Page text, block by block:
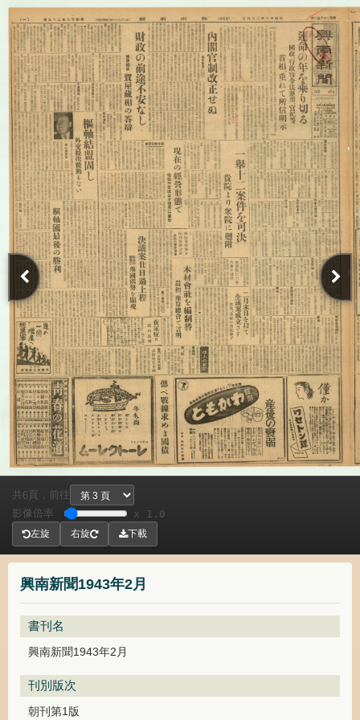
興南新聞1943年2月
書刊名
興南新聞1943年2月
刊別版次
朝刊第1版
共 6頁， 前往
影像倍率
x 1.0
左旋 右旋 下載